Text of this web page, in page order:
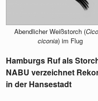
Abendlicher Weißstorch (
ciconia) im Flug
Hamburgs Ruf als
NABU verzeichnet
in der Hansestadt